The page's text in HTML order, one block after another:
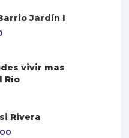
Jardín I
vivir mas
Río
Rivera